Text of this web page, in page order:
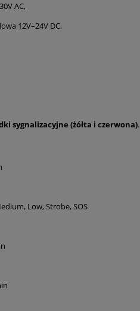
AC,
12V–24V DC,
sygnalizacyjne (żółta i czerwona).
Low, Strobe, SOS